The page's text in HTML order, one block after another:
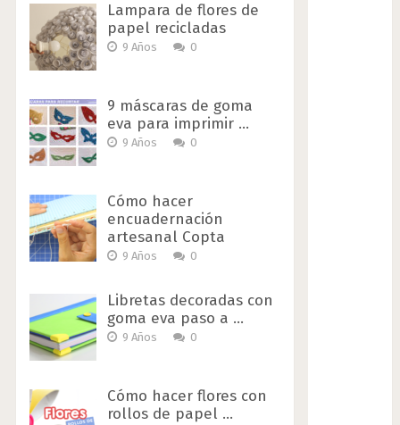
Lampara de flores de
papel recicladas
9 Años 0
9 máscaras de goma
eva para imprimir …
9 Años 0
Cómo hacer
encuadernación
artesanal Copta
9 Años 0
Libretas decoradas con
goma eva paso a …
9 Años 0
Cómo hacer flores con
rollos de papel …